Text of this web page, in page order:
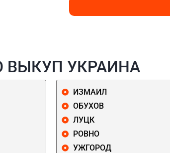
ВЫКУП УКРАИНА
ИЗМАИЛ
ОБУХОВ
ЛУЦК
РОВНО
УЖГОРОД